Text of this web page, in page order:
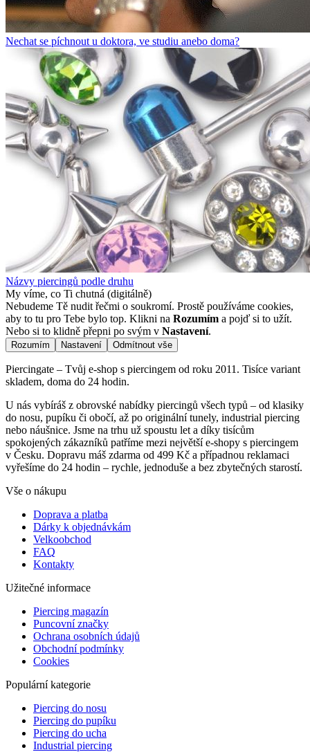
Nechat se píchnout u doktora, ve studiu anebo doma?
Názvy piercingů podle druhu
My víme, co Ti chutná (digitálně)
Nebudeme Tě nudit řečmi o soukromí. Prostě používáme cookies,
aby to tu pro Tebe bylo top. Klikni na Rozumím a pojď si to užít.
Nebo si to klidně přepni po svým v Nastavení.
Rozumím Nastavení Odmítnout vše
Piercingate – Tvůj e-shop s piercingem od roku 2011. Tisíce variant
skladem, doma do 24 hodin.
U nás vybíráš z obrovské nabídky piercingů všech typů – od klasiky
do nosu, pupíku či obočí, až po originální tunely, industrial piercing
nebo náušnice. Jsme na trhu už spoustu let a díky tisícům
spokojených zákazníků patříme mezi největší e-shopy s piercingem
v Česku. Dopravu máš zdarma od 499 Kč a případnou reklamaci
vyřešíme do 24 hodin – rychle, jednoduše a bez zbytečných starostí.
Vše o nákupu
Doprava a platba
Dárky k objednávkám
Velkoobchod
FAQ
Kontakty
Užitečné informace
Piercing magazín
Puncovní značky
Ochrana osobních údajů
Obchodní podmínky
Cookies
Populární kategorie
Piercing do nosu
Piercing do pupíku
Piercing do ucha
Industrial piercing